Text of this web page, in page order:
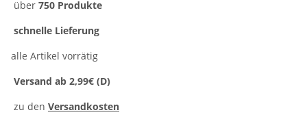
über 750 Produkte
schnelle Lieferung
alle Artikel vorrätig
Versand ab 2,99€ (D)
zu den Versandkosten